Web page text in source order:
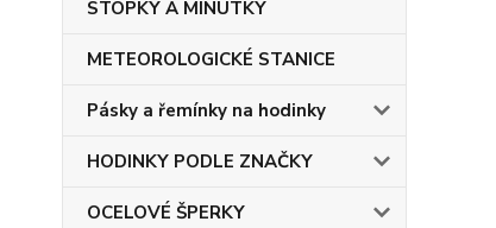
STOPKY A MINUTKY
METEOROLOGICKÉ STANICE
Pásky a řemínky na hodinky
HODINKY PODLE ZNAČKY
OCELOVÉ ŠPERKY